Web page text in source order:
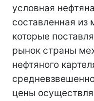
условная
составленная из
которые
рынок страны
нефтяного
цены